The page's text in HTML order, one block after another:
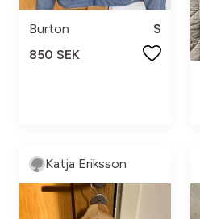
Burton
S
850 SEK
Katja Eriksson